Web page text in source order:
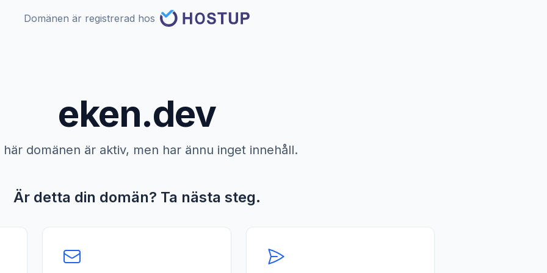
Domänen är registrerad hos
eken.dev
här domänen är aktiv, men har ännu inget innehåll.
Är detta din domän? Ta nästa steg.